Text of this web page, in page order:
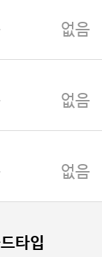
없음
없음
없음
타입